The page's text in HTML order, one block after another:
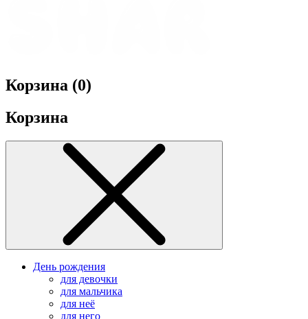
Корзина (0)
Корзина
День рождения
для девочки
для мальчика
для неё
для него